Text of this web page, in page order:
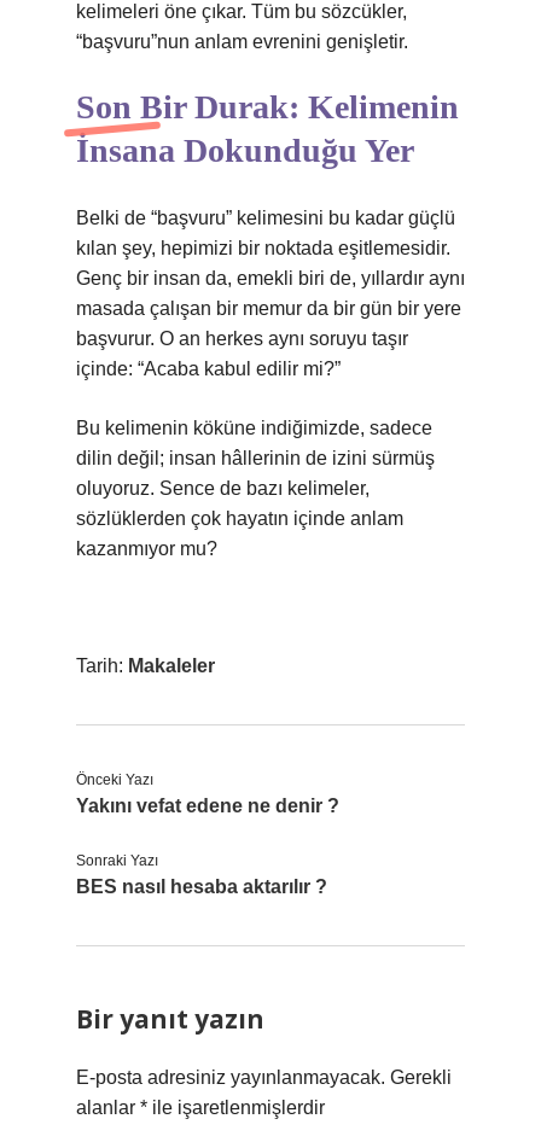
kelimeleri öne çıkar. Tüm bu sözcükler,
“başvuru”nun anlam evrenini genişletir.
Son Bir Durak: Kelimenin
İnsana Dokunduğu Yer
Belki de “başvuru” kelimesini bu kadar güçlü
kılan şey, hepimizi bir noktada eşitlemesidir.
Genç bir insan da, emekli biri de, yıllardır aynı
masada çalışan bir memur da bir gün bir yere
başvurur. O an herkes aynı soruyu taşır
içinde: “Acaba kabul edilir mi?”
Bu kelimenin köküne indiğimizde, sadece
dilin değil; insan hâllerinin de izini sürmüş
oluyoruz. Sence de bazı kelimeler,
sözlüklerden çok hayatın içinde anlam
kazanmıyor mu?
Tarih: Makaleler
Önceki Yazı
Yakını vefat edene ne denir ?
Sonraki Yazı
BES nasıl hesaba aktarılır ?
Bir yanıt yazın
E-posta adresiniz yayınlanmayacak. Gerekli
alanlar * ile işaretlenmişlerdir